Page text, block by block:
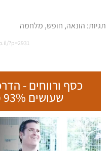
תגיות: הונאה, חופש, מלחמה
?p=2931
כסף ורווחים -
שעושים 93% מבעלי העסקים